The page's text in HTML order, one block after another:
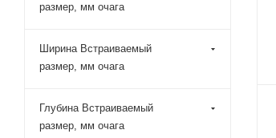
размер, мм очага
Ширина Встраиваемый
размер, мм очага
Глубина Встраиваемый
размер, мм очага